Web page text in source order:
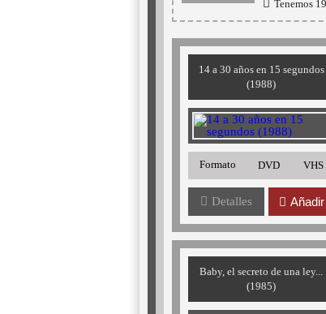
Tenemos
14 a 30 años en 15 segundos
(1988)
Formato DVD VHS
Detalles Añadir
Baby, el secreto de una ley...
(1985)